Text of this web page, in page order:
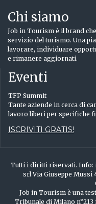
Chi siamo
Job in Tourism è il brand
servizio del turismo. Una
lavorare, individuare
e rimanere aggiornati.
Eventi
TFP Summit
Tante aziende in cerca di
lavoro liberi per specifiche
ISCRIVITI GRATIS!
Tutti i diritti riservati. Info:
srl Via Giuseppe Mussi
Job in Tourism è una
Tribunale di Milano n°213